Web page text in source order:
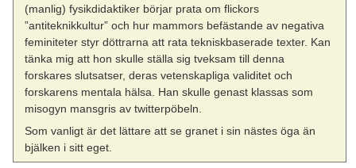
(manlig) fysikdidaktiker börjar prata om flickors
”antiteknikkultur” och hur mammors befästande av negativa
feminiteter styr döttrarna att rata tekniskbaserade texter. Kan
tänka mig att hon skulle ställa sig tveksam till denna
forskares slutsatser, deras vetenskapliga validitet och
forskarens mentala hälsa. Han skulle genast klassas som
misogyn mansgris av twitterpöbeln.
Som vanligt är det lättare att se granet i sin nästes öga än
bjälken i sitt eget.